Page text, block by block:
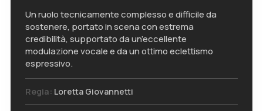
Un ruolo tecnicamente complesso e difficile da
sostenere, portato in scena con estrema
credibilità, supportato da un’eccellente
modulazione vocale e da un ottimo eclettismo
espressivo.
Regia: Loretta Giovannetti